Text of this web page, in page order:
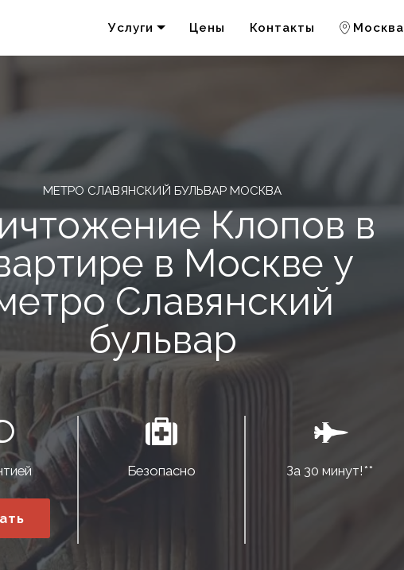
Услуги Цены Контакты Москва
МЕТРО СЛАВЯНСКИЙ БУЛЬВАР МОСКВА
Клопов в
в Москве у
Славянский
бульвар
Безопасно За 30 минут!**